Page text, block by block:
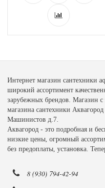
Интернет магазин сантехники
широкий ассортимент
зарубежных брендов. Магазин
магазина сантехники
Машинистов д.7.
Аквагород - это подробная и
низкие цены, огромный
без предоплаты, установка.
8 (930) 794-42-94